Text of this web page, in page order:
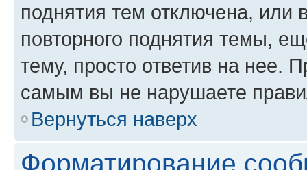
поднятия тем отключена, или
повторного поднятия темы,
тему, просто ответив на нее.
самым вы не нарушаете
Вернуться наверх
Форматирование